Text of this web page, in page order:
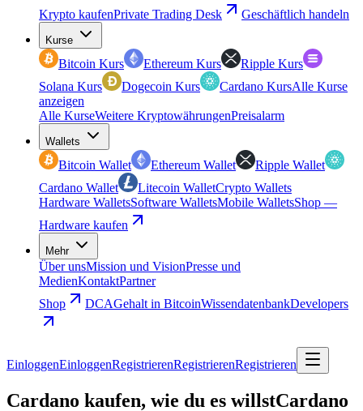
Krypto kaufenPrivate Trading Desk Geschäftlich handeln
Kurse
Bitcoin Kurs Ethereum Kurs
Ripple Kurs
Solana Kurs
Dogecoin Kurs Cardano KursAlle Kurse
anzeigen
Alle KurseWeitere KryptowährungenPreisalarm
Wallets
Bitcoin Wallet Ethereum Wallet
Ripple Wallet
Cardano Wallet
Litecoin WalletCrypto Wallets
Hardware WalletsSoftware WalletsMobile WalletsShop —
Hardware kaufen
Mehr
Über unsMission und VisionPresse und
MedienKontaktPartner
Shop
DCAGehalt in BitcoinWissendatenbankDevelopers
EinloggenEinloggenRegistrierenRegistrierenRegistrieren
Cardano kaufen, wie du es willstCardano